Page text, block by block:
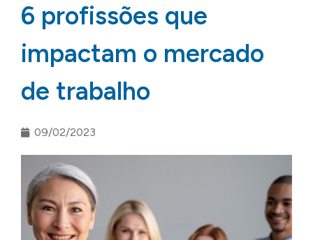
6 profissões que
impactam o mercado
de trabalho
09/02/2023